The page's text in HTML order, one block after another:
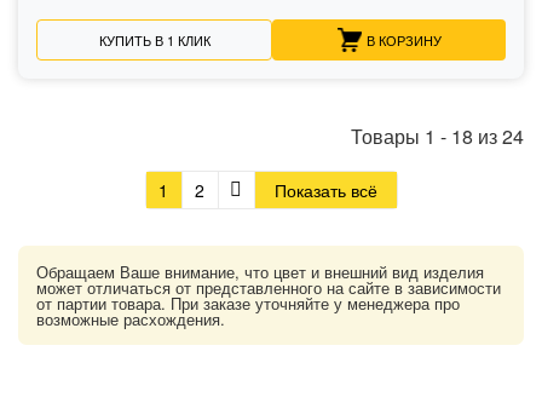
КУПИТЬ В 1 КЛИК В КОРЗИНУ
Товары 1 - 18 из24
1 2 Показать всё
Обращаем Ваше внимание, что цвет и внешний вид изделия
может отличаться от представленного на сайте в зависимости
от партии товара. При заказе уточняйте у менеджера про
возможные расхождения.